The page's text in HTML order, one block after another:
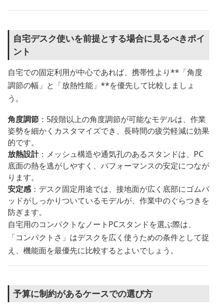
自宅デスク使いを前提とする場合に見るべきポイ
ント
自宅での固定利用が中心であれば、携帯性より**「角度
調節の幅」と「放熱性能」**を優先して比較しましょ
う。
角度調節 ：5段階以上の角度調節が可能なモデルは、作業
姿勢を細かくカスタマイズでき、長時間の疲労軽減に効果
的です。
放熱設計：メッシュ構造や通気孔のあるスタンドは、PC
底面の熱を逃がしやすく、パフォーマンスの安定につなが
ります。
安定感：デスク固定用途では、接地面が広く底部にゴムパ
ッドがしっかりついているモデルが、作業中のぐらつきを
防ぎます。
自宅用のコンパクトなノートPCスタンドを選ぶ際は、
「コンパクトさ」はデスクを広く使うための条件として捉
え、機能面を最優先に比較するとよいでしょう。
予算に制約があるケースでの選び方